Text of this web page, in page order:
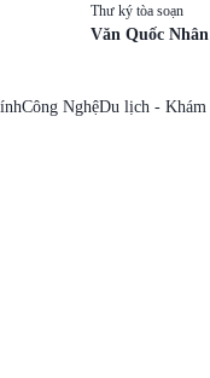
Thư ký tòa soạn
Văn Quốc Nhân
Công NghệDu lịch - Khám